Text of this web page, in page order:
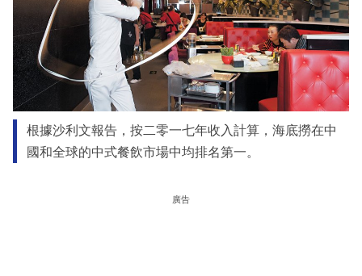
根據沙利文報告，按二零一七年收入計算，海底撈在中
國和全球的中式餐飲市場中均排名第一。
廣告